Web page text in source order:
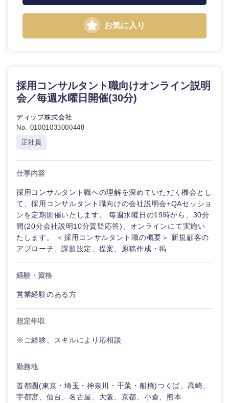
お気に入り
採用コンサルタント職向けオンライン説明
会／毎週水曜日開催(30分)
ディップ株式会社
No. 01001033000448
正社員
仕事内容
採用コンサルタント職への理解を深めていただく機会とし
て、採用コンサルタント職向けの会社説明会+QAセッショ
ンを定期開催いたします。 毎週水曜日の19時から、30分
間(20分会社説明10分質疑応答)、オンラインにて実施い
たします。 ＜採用コンサルタント職の概要＞ 新規顧客の
アプローチ、課題設定、提案、原稿作成・掲...
経験・資格
営業経験のある方
想定年収
※ご経験、スキルにより応相談
勤務地
首都圏(東京・埼玉・神奈川・千葉・船橋)つくば、高崎、
宇都宮、仙台、名古屋、大阪、京都、小倉、熊本